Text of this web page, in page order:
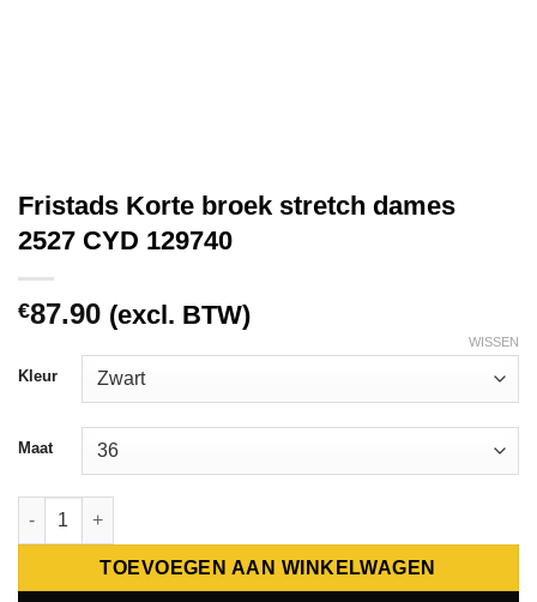
Fristads Korte broek stretch dames
2527 CYD 129740
€87.90 (excl. BTW)
Kleur
Maat
WISSEN
Fristads Korte broek stretch dames 2527 CYD 129740 aantal
TOEVOEGEN AAN WINKELWAGEN